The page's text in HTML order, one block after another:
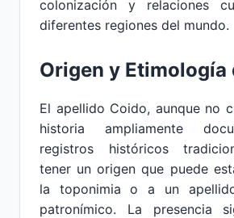
colonización y relaciones
diferentes regiones del mundo.
Origen y Etimología
El apellido Coido, aunque no
historia ampliamente
registros históricos
tener un origen que puede
la toponimia o a un
patronímico. La presencia